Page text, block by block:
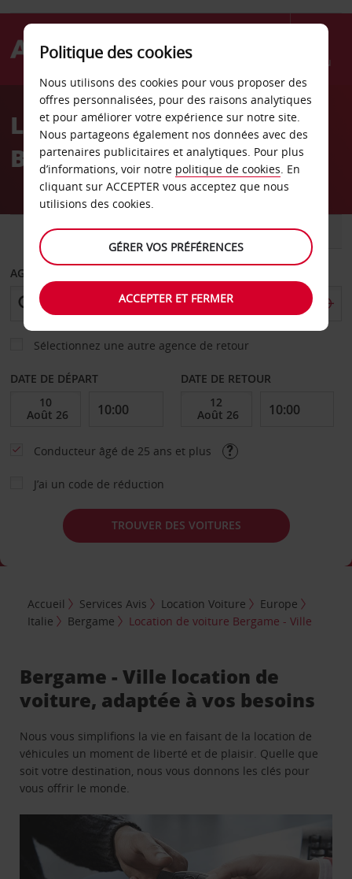
Menu
AvisLocation de voiture
Bergame - Ville
VOITURE UTILITAIRE
AGENCE DE DÉPART
Sélectionnez une autre agence de retour
DATE DE DÉPART DATE DE RETOUR
Conducteur âgé de 25 ans et plus
J’ai un code de réduction
TROUVER DES VOITURES
Accueil Services Avis Location Voiture
Europe
Italie
Bergame Location de voiture Bergame - Ville
Bergame - Ville location de
voiture, adaptée à vos besoins
Nous vous simplifions la vie en faisant de la location de
véhicules un moment de liberté et de plaisir. Quelle que
soit votre destination, nous vous donnons les clés pour
vous offrir le monde.
Politique des cookies
Nous utilisons des cookies pour vous proposer des
offres personnalisées, pour des raisons analytiques
et pour améliorer votre expérience sur notre site.
Nous partageons également nos données avec des
partenaires publicitaires et analytiques. Pour plus
d’informations, voir notre politique de cookies. En
cliquant sur ACCEPTER vous acceptez que nous
utilisions des cookies.
GÉRER VOS PRÉFÉRENCES
ACCEPTER ET FERMER